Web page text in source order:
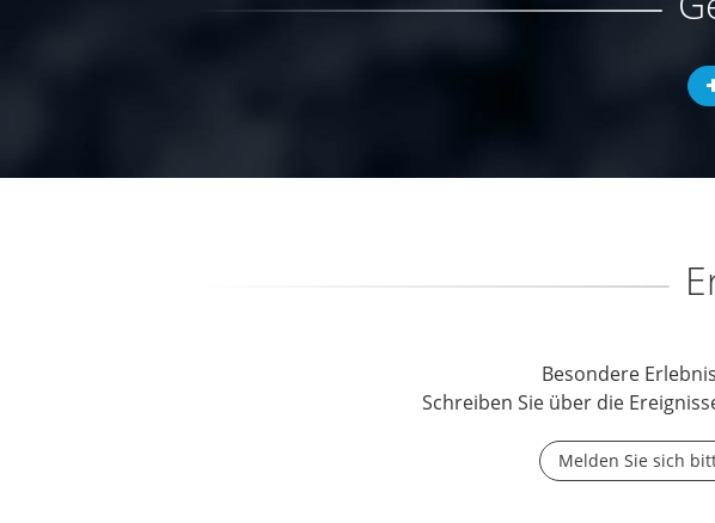
Besondere
Schreiben Sie über die
Melden Sie sich